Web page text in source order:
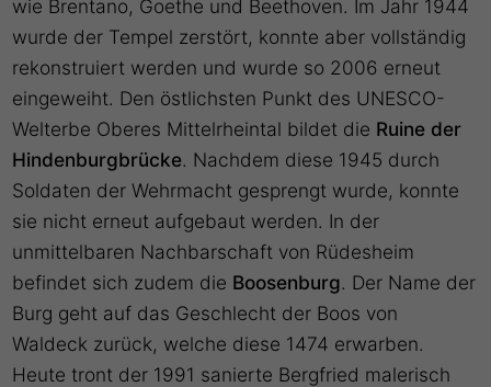
wie Brentano, Goethe und Beethoven. Im Jahr 1944
wurde der Tempel zerstört, konnte aber vollständig
rekonstruiert werden und wurde so 2006 erneut
eingeweiht. Den östlichsten Punkt des UNESCO-
Welterbe Oberes Mittelrheintal bildet die Ruine der
Hindenburgbrücke. Nachdem diese 1945 durch
Soldaten der Wehrmacht gesprengt wurde, konnte
sie nicht erneut aufgebaut werden. In der
unmittelbaren Nachbarschaft von Rüdesheim
befindet sich zudem die Boosenburg. Der Name der
Burg geht auf das Geschlecht der Boos von
Waldeck zurück, welche diese 1474 erwarben.
Heute tront der 1991 sanierte Bergfried malerisch